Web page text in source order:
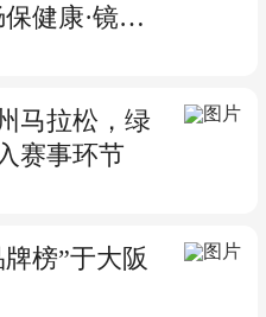
健康·镜护
马拉松，绿
赛事环节
榜”于大阪